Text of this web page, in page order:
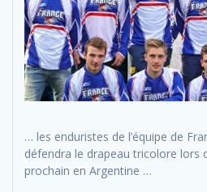
… les enduristes de l’équipe de
défendra le drapeau tricolore lors
prochain en Argentine …